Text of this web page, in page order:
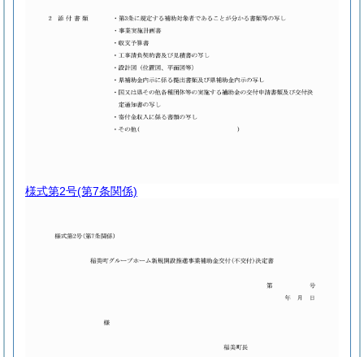
様式第2号(第7条関係)